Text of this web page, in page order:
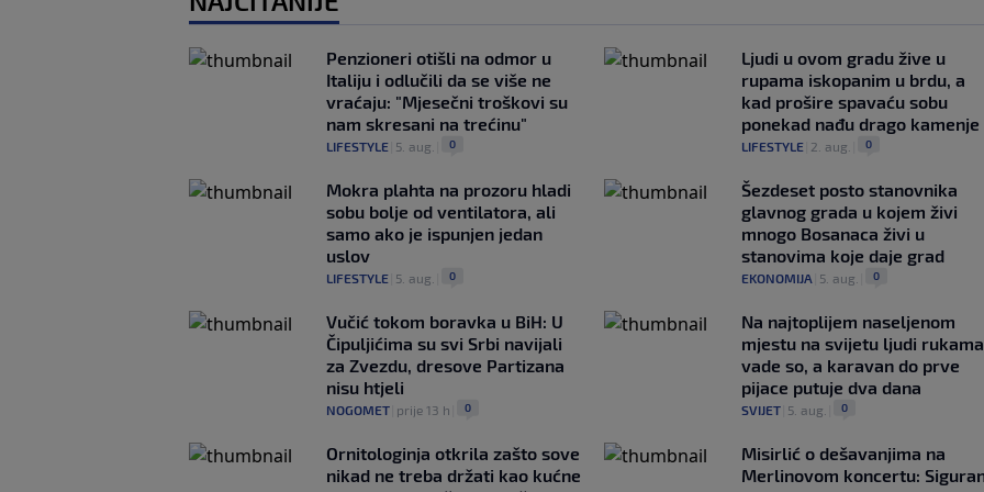
Penzioneri otišli na odmor u
Italiju i odlučili da se više ne
vraćaju: "Mjesečni troškovi su
nam skresani na trećinu"
LIFESTYLE 5. aug. 0
Ljudi u ovom gradu žive u
rupama iskopanim u brdu, a
kad prošire spavaću sobu
ponekad nađu drago kamenje
LIFESTYLE| 2. aug. 0
Mokra plahta na prozoru hladi
sobu bolje od ventilatora, ali
samo ako je ispunjen jedan
uslov
LIFESTYLE 5. aug. 0
Šezdeset posto stanovnika
glavnog grada u kojem živi
mnogo Bosanaca živi u
stanovima koje daje grad
EKONOMIJA 5. aug. 0
Vučić tokom boravka u BiH: U
Čipuljićima su svi Srbi navijali
za Zvezdu, dresove Partizana
nisu htjeli
NOGOMET prije 13 h 0
Na najtoplijem naseljenom
mjestu na svijetu ljudi rukama
vade so, a karavan do prve
pijace putuje dva dana
SVIJET| 5. aug. 0
Ornitologinja otkrila zašto sove
nikad ne treba držati kao kućne
Misirlić o dešavanjima na
Merlinovom koncertu: